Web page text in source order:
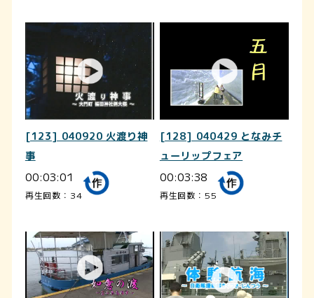
[123] 040920 火渡り神
事
00:03:01
再生回数：34
[128] 040429 となみチ
ューリップフェア
00:03:38
再生回数：55